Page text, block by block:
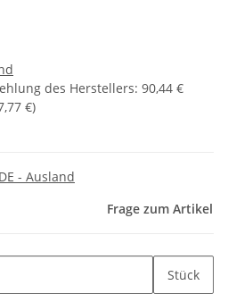
des Herstellers: 90,44 €
€)
- Ausland
Frage zum Artikel
Stück